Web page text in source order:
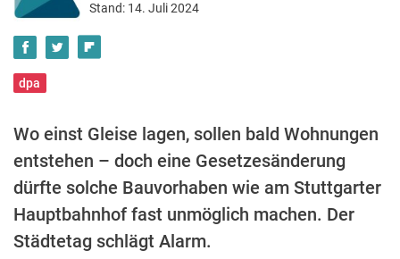
Stand: 14. Juli 2024
dpa
Wo einst Gleise lagen, sollen bald Wohnungen
entstehen – doch eine Gesetzesänderung
dürfte solche Bauvorhaben wie am Stuttgarter
Hauptbahnhof fast unmöglich machen. Der
Städtetag schlägt Alarm.